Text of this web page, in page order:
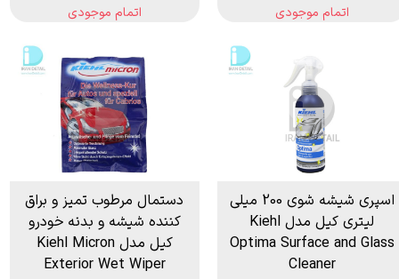
اتمام موجودی اتمام موجودی
اسپری شیشه شوی 200 میلی
لیتری کیل مدل Kiehl
Optima Surface and Glass
Cleaner
دستمال مرطوب تمیز و براق
کننده شیشه و بدنه خودرو
کیل مدل Kiehl Micron
Exterior Wet Wiper